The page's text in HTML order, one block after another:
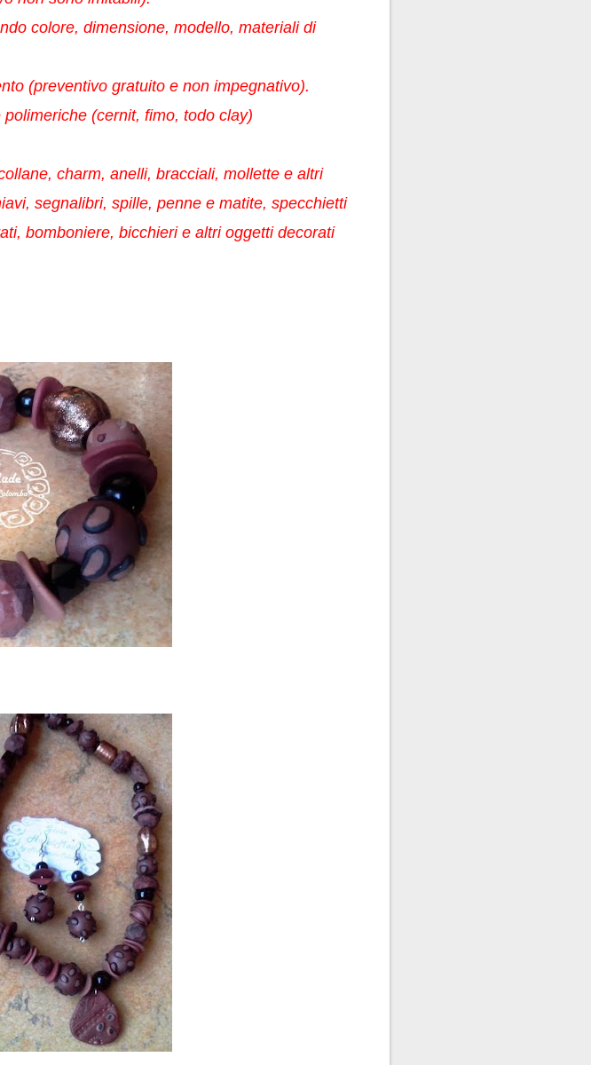
colore, dimensione, modello, materiali di
(preventivo gratuito e non impegnativo).
(cernit, fimo, todo clay)
charm, anelli, bracciali, mollette e altri
segnalibri, spille, penne e matite, specchietti
bomboniere, bicchieri e altri oggetti decorati